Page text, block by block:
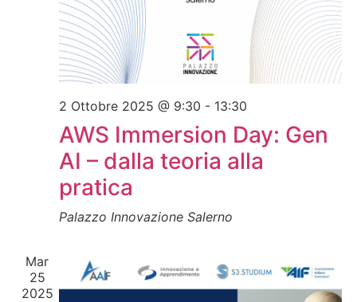
2 Ottobre 2025 @ 9:30 - 13:30
AWS Immersion Day: Gen
AI – dalla teoria alla
pratica
Palazzo Innovazione Salerno
Mar
25
2025